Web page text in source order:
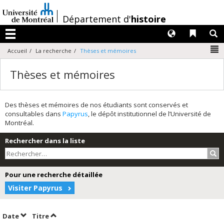
au
contenu
/Département d'histoire
Menu
Liens
Langues
Accueil La recherche Thèses et mémoires
Thèses et mémoires
Des thèses et mémoires de nos étudiants sont conservés et
consultables dans Papyrus, le dépôt institutionnel de l’Université de
Montréal.
Rechercher dans la liste
Pour une recherche détaillée
Visiter Papyrus
DateTrier par date en ordre décroissant
TitreTrier par titre en ordre décroissant